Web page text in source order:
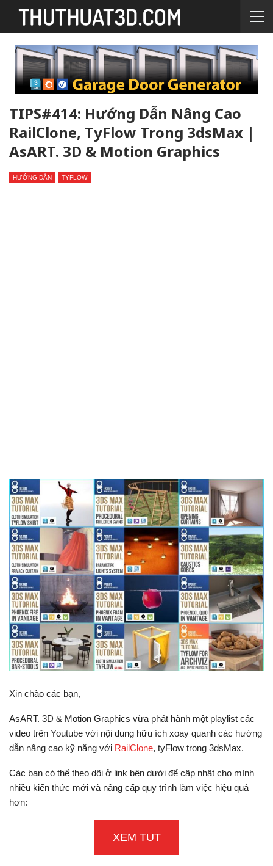
TIPS#414: Hướng Dẫn Nâng Cao
RailClone, TyFlow Trong 3dsMax |
AsART. 3D & Motion Graphics
HƯỚNG DẪN TYFLOW
Xin chào các bạn,
AsART. 3D & Motion Graphics vừa phát hành một playlist các
video trên Youtube với nội dung hữu ích xoay quanh các hướng
dẫn nâng cao kỹ năng với RailClone, tyFlow trong 3dsMax.
Các bạn có thể theo dõi ở link bên dưới để cập nhật cho mình
nhiều kiến thức mới và nâng cấp quy trình làm việc hiệu quả
hơn:
XEM TUT